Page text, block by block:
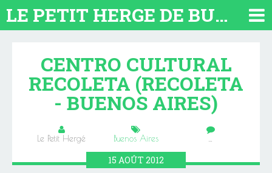
LE PETIT HERGE DE BUENOS AIRES 2026. TOUT SUR L'ARGENTINE
CENTRO CULTURAL
RECOLETA (RECOLETA
- BUENOS AIRES)
Le Petit Hergé Buenos Aires …
15 AOÛT 2012